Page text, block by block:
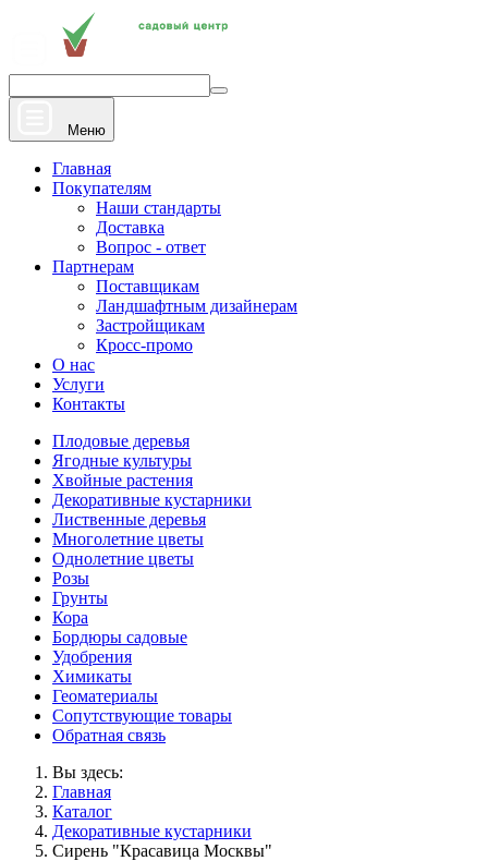
Меню
Главная
Покупателям
Наши стандарты
Доставка
Вопрос - ответ
Партнерам
Поставщикам
Ландшафтным дизайнерам
Застройщикам
Кросс-промо
О нас
Услуги
Контакты
Плодовые деревья
Ягодные культуры
Хвойные растения
Декоративные кустарники
Лиственные деревья
Многолетние цветы
Однолетние цветы
Розы
Грунты
Кора
Бордюры садовые
Удобрения
Химикаты
Геоматериалы
Сопутствующие товары
Обратная связь
Вы здесь:
Главная
Каталог
Декоративные кустарники
Сирень "Красавица Москвы"